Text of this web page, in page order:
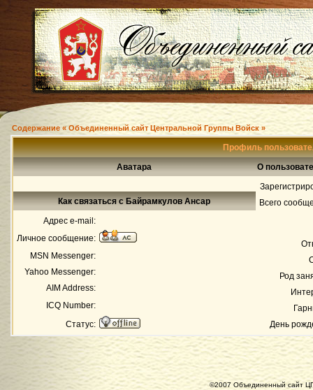
Содержание « Объединенный сайт Центральной Группы Войск »
Профиль
Аватара
О
Всего
Род
День
Как связаться с Байрамкулов Ансар
Адрес e-mail:
Личное сообщение:
MSN Messenger:
Yahoo Messenger:
AIM Address:
ICQ Number:
Статус:
©2007 Объединенный сайт